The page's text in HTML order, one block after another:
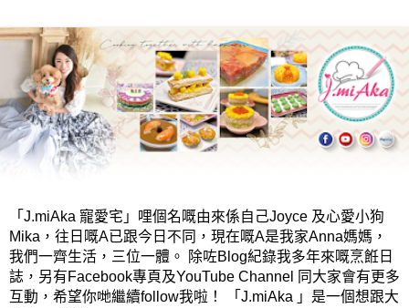
「J.miAka 寵愛宅」哩個名嘅由來係自己Joyce 及心愛小狗
Mika，往日嘅A已跟今日不同，現在嘅A是我家Anna媽媽，
我們一齊生活，三位一體。 除咗Blog紀錄我多年來嘅烹餁日
誌，另有Facebook專頁及YouTube Channel 同大家會有更多
互動，希望你哋繼續follow我啦！ 「J.miAka 」是一個想跟大